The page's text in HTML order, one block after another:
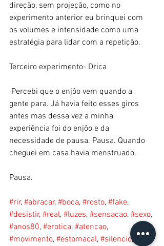
direção, sem projeção, como no
experimento anterior eu brinquei com
os volumes e intensidade como uma
estratégia para lidar com a repetição.
Terceiro experimento- Drica
gente para. Já havia feito esses giros
antes mas dessa vez a minha
experiência foi do enjôo e da
necessidade de pausa. Pausa. Quando
cheguei em casa havia menstruado.
Pausa.
#rir, #abracar, #boca, #rosto, #fake,
#desistir, #real, #luzes, #sensacao, #sexo,
#anos80, #erotica, #atencao,
#movimento, #estomacal, #silencio,